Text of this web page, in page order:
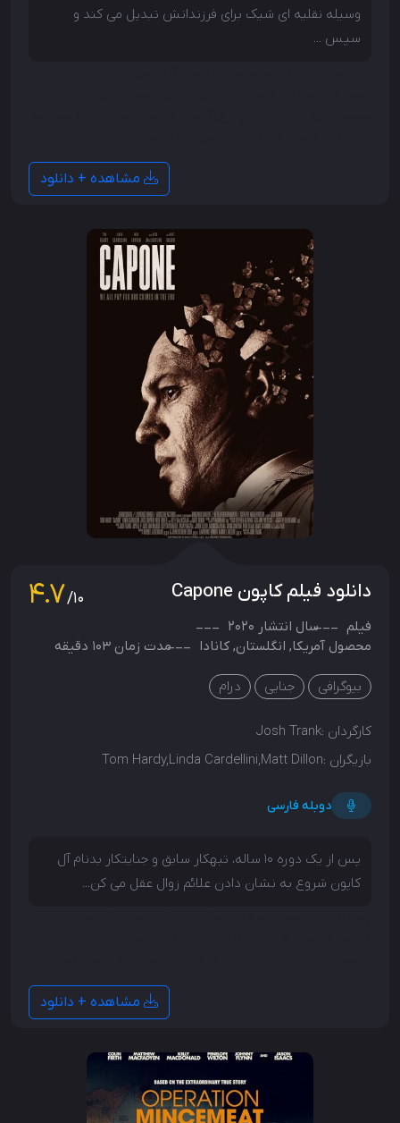
وسیله نقلیه ای شیک برای فرزندانش تبدیل می کند و
سپس ...
مشاهده + دانلود
دانلود فیلم کاپون Capone 4.7/10
فیلم سال انتشار 2020
محصول آمریکا, انگلستان, کانادا مدت زمان 103 دقیقه
بیوگرافی جنایی درام
کارگردان :Josh Trank
بازیگران :Tom Hardy,Linda Cardellini,Matt Dillon
دوبله فارسی
پس از یک دوره 10 ساله، تبهکار سابق و جنایتکار بدنام آل
کاپون شروع به نشان دادن علائم زوال عقل می کن...
مشاهده + دانلود